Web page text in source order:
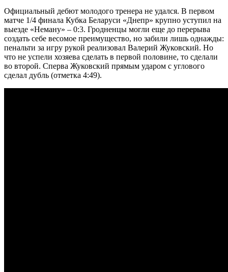
Официальный дебют молодого тренера не удался. В первом
матче 1/4 финала Кубка Беларуси «Днепр» крупно уступил на
выезде «Неману» – 0:3. Гродненцы могли еще до перерыва
создать себе весомое преимущество, но забили лишь однажды:
пенальти за игру рукой реализовал Валерий Жуковский. Но
что не успели хозяева сделать в первой половине, то сделали
во второй. Сперва Жуковский прямым ударом с углового
сделал дубль (отметка 4:49).